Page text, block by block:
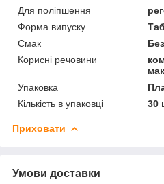
Для поліпшення
Форма випуску
Смак
Корисні речовини
Упаковка
Кількість в упаковці
30
Приховати
Умови доставки